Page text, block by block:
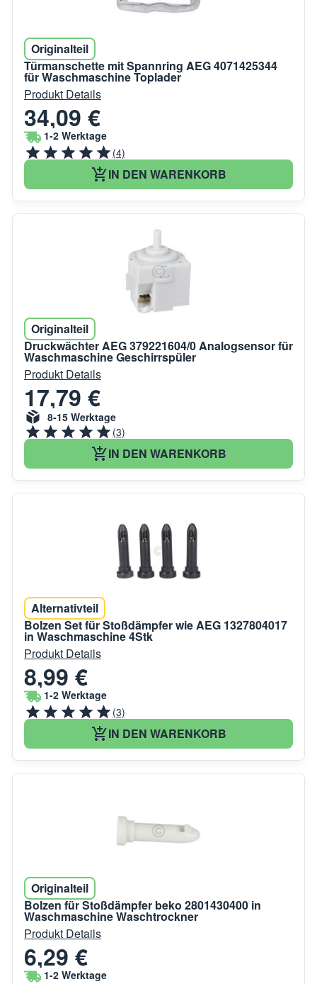
Originalteil
Türmanschette mit Spannring AEG 4071425344
für Waschmaschine Toplader
Produkt Details
34,09 €
1-2 Werktage
(4)
IN DEN WARENKORB
Originalteil
Druckwächter AEG 379221604/0 Analogsensor für
Waschmaschine Geschirrspüler
Produkt Details
17,79 €
8-15 Werktage
(3)
IN DEN WARENKORB
Alternativteil
Bolzen Set für Stoßdämpfer wie AEG 1327804017
in Waschmaschine 4Stk
Produkt Details
8,99 €
1-2 Werktage
(3)
IN DEN WARENKORB
Originalteil
Bolzen für Stoßdämpfer beko 2801430400 in
Waschmaschine Waschtrockner
Produkt Details
6,29 €
1-2 Werktage